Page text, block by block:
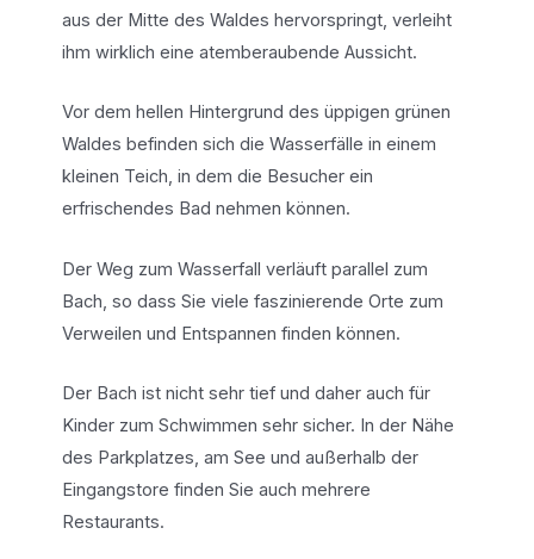
aus der Mitte des Waldes hervorspringt, verleiht
ihm wirklich eine atemberaubende Aussicht.
Vor dem hellen Hintergrund des üppigen grünen
Waldes befinden sich die Wasserfälle in einem
kleinen Teich, in dem die Besucher ein
erfrischendes Bad nehmen können.
Der Weg zum Wasserfall verläuft parallel zum
Bach, so dass Sie viele faszinierende Orte zum
Verweilen und Entspannen finden können.
Der Bach ist nicht sehr tief und daher auch für
Kinder zum Schwimmen sehr sicher. In der Nähe
des Parkplatzes, am See und außerhalb der
Eingangstore finden Sie auch mehrere
Restaurants.